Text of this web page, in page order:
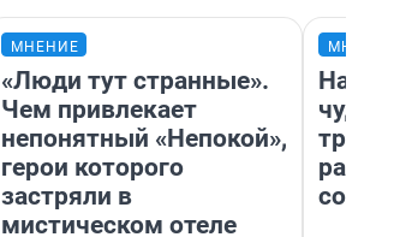
МНЕНИЕ
«Люди тут странные».
Чем привлекает
непонятный «Непокой»,
герои которого
застряли в
мистическом отеле